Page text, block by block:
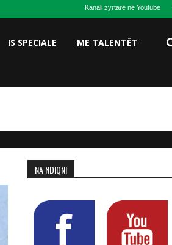
Kanali zyrtarë në Youtube
IS SPECIALE ME TALENTËT
NA NDIQNI